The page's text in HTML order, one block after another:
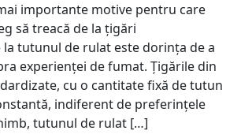
importante motive pentru care
să treacă de la țigări
tutunul de rulat este dorința de a
experienței de fumat. Țigările din
cu o cantitate fixă de tutun
indiferent de preferințele
tutunul de rulat […]